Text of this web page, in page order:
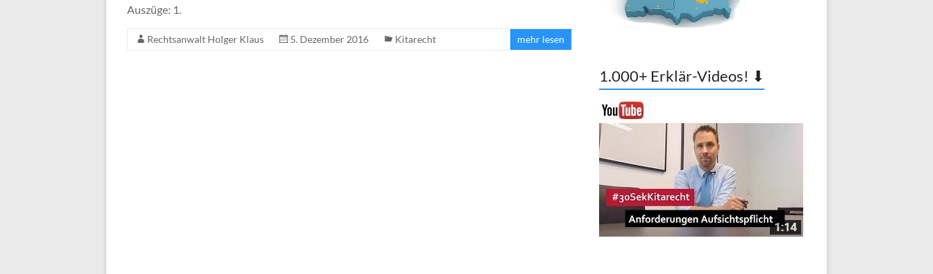
Auszüge: 1.
Rechtsanwalt Holger Klaus 5. Dezember 2016 Kitarecht mehr lesen
1.000+ Erklär-Videos! ⬇